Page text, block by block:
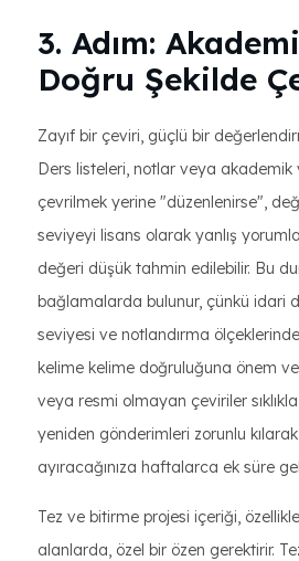
3. Adım:
Doğru Şekilde
Zayıf bir çeviri, güçlü bir
Ders listeleri, notlar veya
çevrilmek yerine "düzenlenirse",
seviyeyi lisans olarak yanlış
değeri düşük tahmin edilebilir. Bu
bağlamalarda bulunur, çünkü idari
seviyesi ve notlandırma
kelime kelime doğruluğuna önem
veya resmi olmayan çeviriler
yeniden gönderimleri zorunlu
ayıracağınıza haftalarca ek süre
Tez ve bitirme projesi içeriği,
alanlarda, özel bir özen gerektirir.